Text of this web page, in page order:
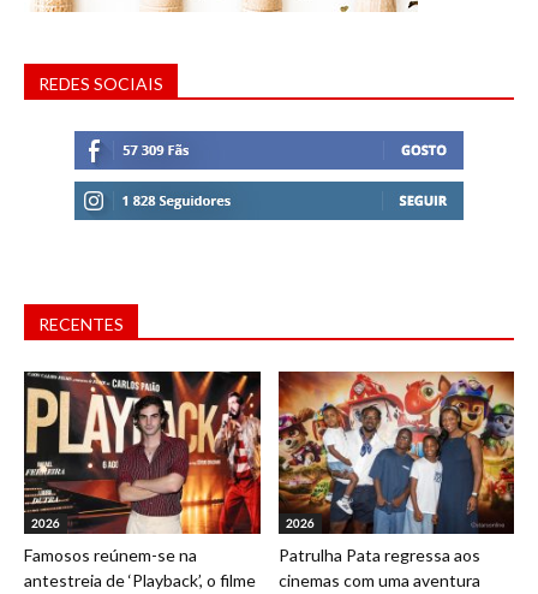
REDES SOCIAIS
RECENTES
2026
Famosos reúnem-se na
antestreia de ‘Playback’, o filme
2026
Patrulha Pata regressa aos
cinemas com uma aventura